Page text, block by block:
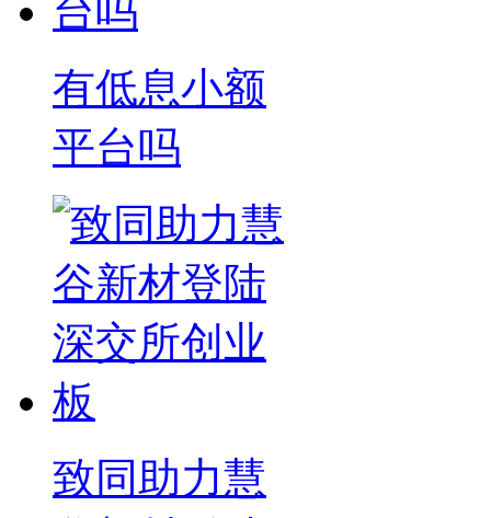
有低息小额
平台吗
致同助力慧